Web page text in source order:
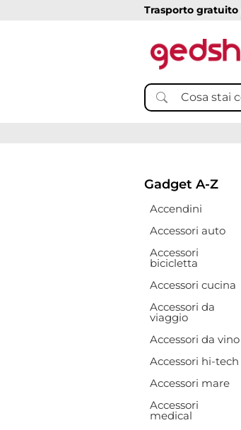
Trasporto gratuito
Gadget A-Z
Accendini
Accessori auto
Accessori
bicicletta
Accessori cucina
Accessori da
viaggio
Accessori da vino
Accessori hi-tech
Accessori mare
Accessori
medical